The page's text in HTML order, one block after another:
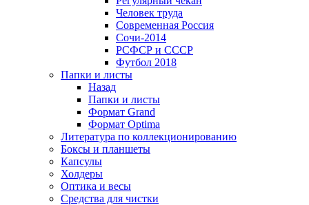
Человек труда
Современная Россия
Сочи-2014
РСФСР и СССР
Футбол 2018
Папки и листы
Назад
Папки и листы
Формат Grand
Формат Optima
Литература по коллекционированию
Боксы и планшеты
Капсулы
Холдеры
Оптика и весы
Средства для чистки